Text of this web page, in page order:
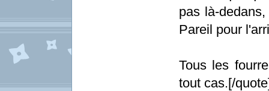
pas là-
Pareil pour
Tous les
tout cas.[/